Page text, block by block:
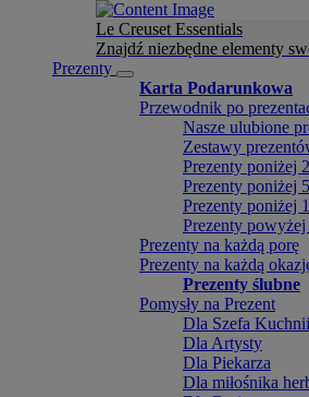
Le Creuset Essentials
Znajdź niezbędne elementy
Prezenty
Karta Podarunkowa
Przewodnik po
Nasze ulubione
Zestawy
Prezenty poniżej
Prezenty poniżej
Prezenty poniżej
Prezenty powyżej
Prezenty na każdą porę
Prezenty na każdą
Prezenty ślubne
Pomysły na Prezent
Dla Szefa Kuchnii
Dla Artysty
Dla Piekarza
Dla miłośnika